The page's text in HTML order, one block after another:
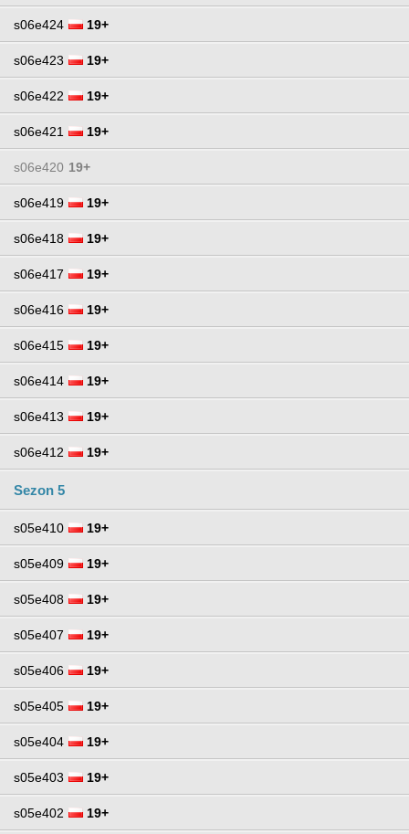
s06e424 19+
s06e423 19+
s06e422 19+
s06e421 19+
s06e420 19+
s06e419 19+
s06e418 19+
s06e417 19+
s06e416 19+
s06e415 19+
s06e414 19+
s06e413 19+
s06e412 19+
Sezon 5
s05e410 19+
s05e409 19+
s05e408 19+
s05e407 19+
s05e406 19+
s05e405 19+
s05e404 19+
s05e403 19+
s05e402 19+